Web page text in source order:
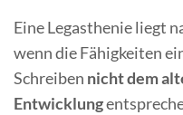
Eine Legasthenie liegt
wenn die Fähigkeiten
Schreiben nichtdem
Entwicklung